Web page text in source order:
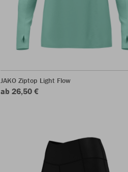
JAKO Ziptop Light Flow
ab 26,50 €